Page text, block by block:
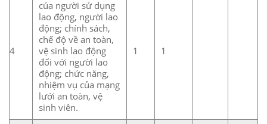
4
của người sử dụng
lao động, người lao
động; chính sách,
chế độ về an toàn,
vệ sinh lao động
đối với người lao
động; chức năng,
nhiệm vụ của mạng
lưới an toàn, vệ
sinh viên.
1 1